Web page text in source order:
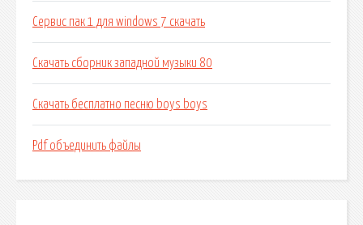
Сервис пак 1 для windows 7 скачать
Скачать сборник западной музыки 80
Скачать бесплатно песню boys boys
Pdf объединить файлы